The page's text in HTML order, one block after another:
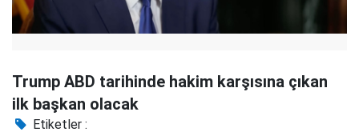
Trump ABD tarihinde hakim karşısına çıkan
ilk başkan olacak
Etiketler :